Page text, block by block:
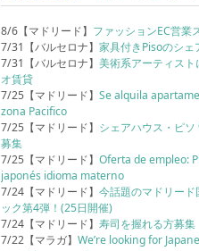
8/6【マドリード】 ファッションEC営業
7/31【バルセロナ】家具付きPisoのシェ
7/31【バルセロナ】美術系アーティス
オ賃貸
7/25【マドリード】Se alquila
zona Pacifico
7/25【マドリード】 シェアハウス・ピ
募集
7/25【マドリード】Oferta de empleo:
japonés idioma materno
7/24【マドリード】今話題のマドリー
ック第4弾！(25日開催)
7/24【マドリード】寿司を握れる方募集
7/22【マラガ】We’re looking for